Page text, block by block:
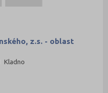
z.s. - oblast
Kladno